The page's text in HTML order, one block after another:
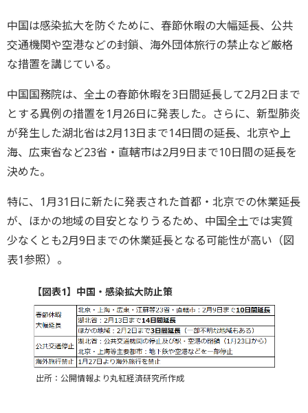
中国は感染拡大を防ぐために、春節休暇の大幅延長、公共
交通機関や空港などの封鎖、海外団体旅行の禁止など厳格
な措置を講じている。
中国国務院は、全土の春節休暇を3日間延長して2月2日まで
とする異例の措置を1月26日に発表した。さらに、新型肺炎
が発生した湖北省は2月13日まで14日間の延長、北京や上
海、広東省など23省・直轄市は2月9日まで10日間の延長を
決めた。
特に、1月31日に新たに発表された首都・北京での休業延長
が、ほかの地域の目安となりうるため、中国全土では実質
少なくとも2月9日までの休業延長となる可能性が高い（図
表1参照）。
【図表1】中国・感染拡大防止策
出所：公開情報より丸紅経済研究所作成